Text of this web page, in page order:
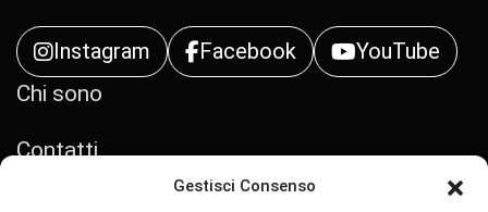
Gestisci Consenso
Instagram Facebook
YouTube
Chi sono
Contatti